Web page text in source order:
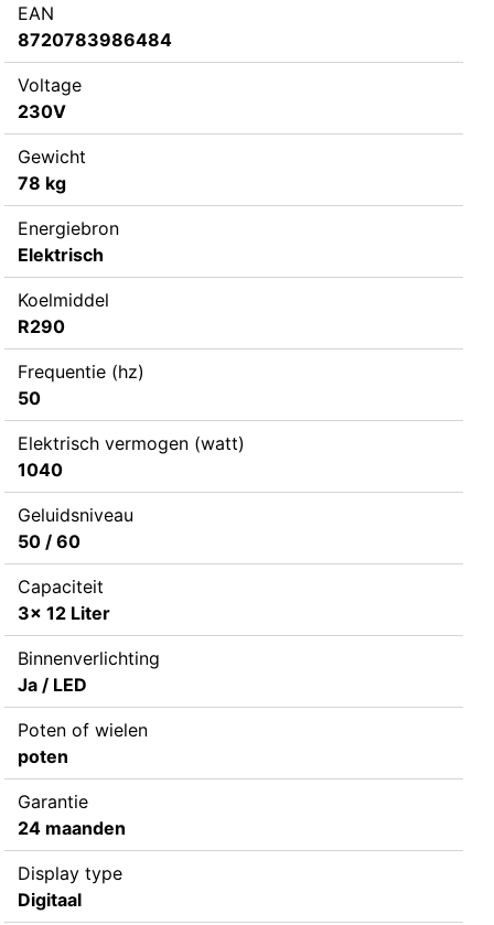
EAN
8720783986484
Voltage
230V
Gewicht
78 kg
Energiebron
Elektrisch
Koelmiddel
R290
Frequentie (hz)
50
Elektrisch vermogen (watt)
1040
Geluidsniveau
50 / 60
Capaciteit
3x 12 Liter
Binnenverlichting
Ja / LED
Poten of wielen
poten
Garantie
24 maanden
Display type
Digitaal